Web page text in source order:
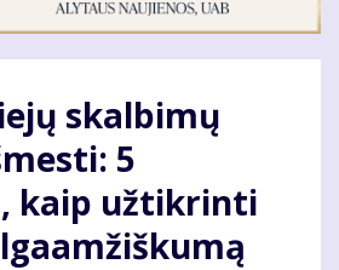
skalbimų
5
kaip užtikrinti